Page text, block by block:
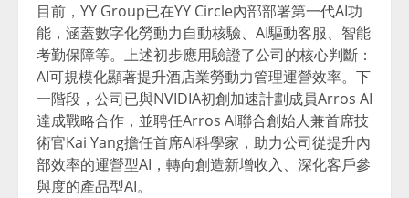
目前，YY Group已在YY Circle內部部署第一代AI功
能，涵蓋數字化勞動力自動核驗、AI驅動客服、智能
考勤保障等。上述初步應用驗證了公司的核心判斷：
AI可規模化顯著提升酒店業勞動力管理運營效率。下
一階段，公司已與NVIDIA初創加速計劃成員Arros AI
達成戰略合作，並聘任Arros AI聯合創始人兼首席技
術官Kai Yang擔任首席AI科學家，助力公司從提升內
部效率的運營型AI，轉向創造新增收入、深化客戶參
與度的產品型AI。